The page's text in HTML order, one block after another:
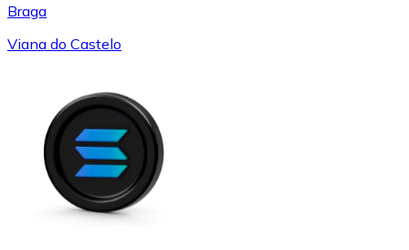
Braga
Viana do Castelo